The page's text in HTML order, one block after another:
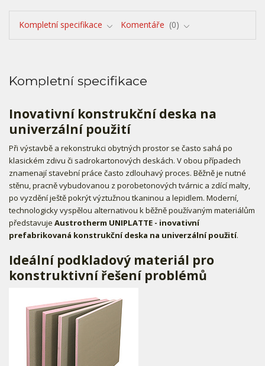
Kompletní specifikace Komentáře 0
Kompletní specifikace
Inovativní konstrukční deska na
univerzální použití
Při výstavbě a rekonstrukci obytných prostor se často sahá po
klasickém zdivu či sadrokartonových deskách. V obou případech
znamenají stavební práce často zdlouhavý proces. Běžně je nutné
stěnu, pracně vybudovanou z porobetonových tvárnic a zdící malty,
po vyzdění ještě pokrýt výztužnou tkaninou a lepidlem. Moderní,
technologicky vyspělou alternativou k běžně používaným materiálům
představuje Austrotherm UNIPLATTE - inovativní
prefabrikovaná konstrukční deska na univerzální použití.
Ideální podkladový materiál pro
konstruktivní řešení problémů